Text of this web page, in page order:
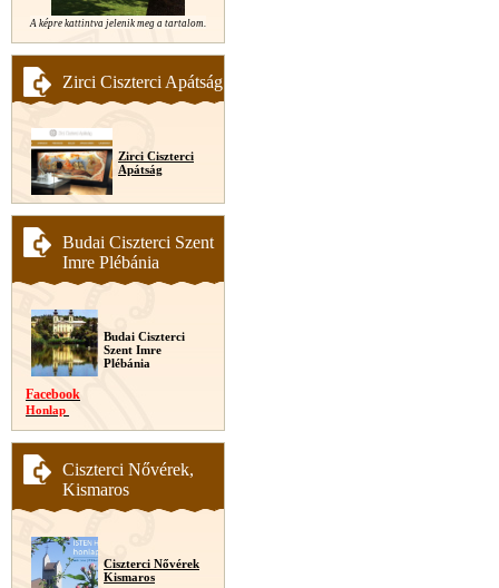
A képre kattintva jelenik meg a tartalom.
Zirci Ciszterci Apátság
Zirci Ciszterci
Apátság
Budai Ciszterci Szent
Imre Plébánia
Budai Ciszterci
Szent Imre
Plébánia
Facebook
Honlap
Ciszterci Nővérek,
Kismaros
Ciszterci Nővérek
Kismaros